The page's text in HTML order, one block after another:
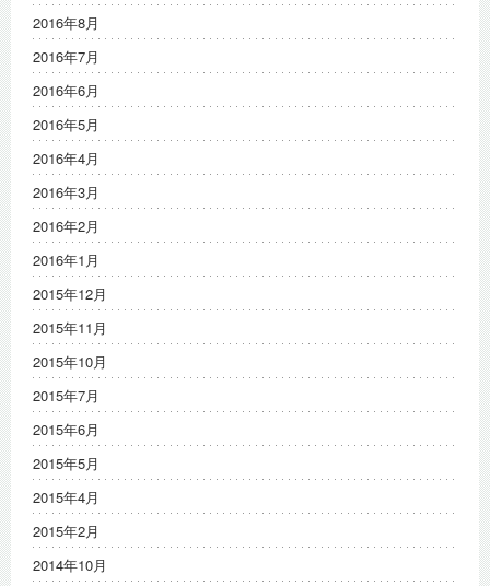
2016年8月
2016年7月
2016年6月
2016年5月
2016年4月
2016年3月
2016年2月
2016年1月
2015年12月
2015年11月
2015年10月
2015年7月
2015年6月
2015年5月
2015年4月
2015年2月
2014年10月